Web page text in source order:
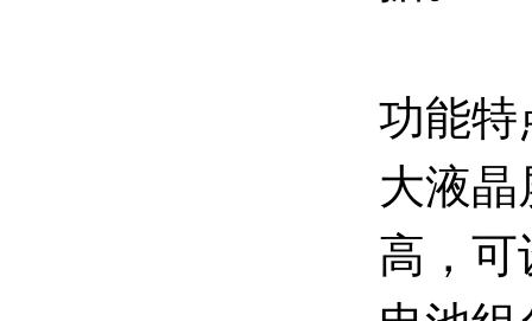
功能特
大液
高，可